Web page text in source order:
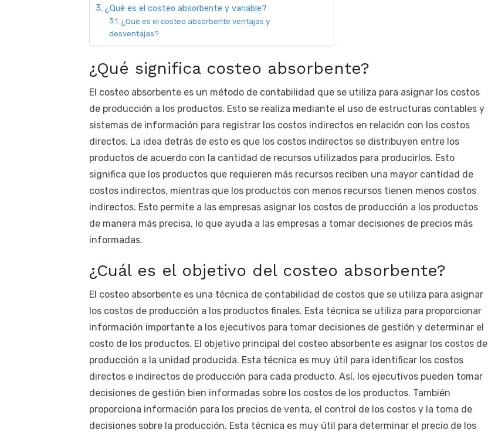
¿Qué es el costeo absorbente y variable?
¿Qué es el costeo absorbente ventajas y
desventajas?
¿Qué significa costeo absorbente?
El costeo absorbente es un método de contabilidad que se utiliza para asignar los costos
de producción a los productos. Esto se realiza mediante el uso de estructuras contables y
sistemas de información para registrar los costos indirectos en relación con los costos
directos. La idea detrás de esto es que los costos indirectos se distribuyen entre los
productos de acuerdo con la cantidad de recursos utilizados para producirlos. Esto
significa que los productos que requieren más recursos reciben una mayor cantidad de
costos indirectos, mientras que los productos con menos recursos tienen menos costos
indirectos. Esto permite a las empresas asignar los costos de producción a los productos
de manera más precisa, lo que ayuda a las empresas a tomar decisiones de precios más
informadas.
¿Cuál es el objetivo del costeo absorbente?
El costeo absorbente es una técnica de contabilidad de costos que se utiliza para asignar
los costos de producción a los productos finales. Esta técnica se utiliza para proporcionar
información importante a los ejecutivos para tomar decisiones de gestión y determinar el
costo de los productos. El objetivo principal del costeo absorbente es asignar los costos de
producción a la unidad producida. Esta técnica es muy útil para identificar los costos
directos e indirectos de producción para cada producto. Así, los ejecutivos pueden tomar
decisiones de gestión bien informadas sobre los costos de los productos. También
proporciona información para los precios de venta, el control de los costos y la toma de
decisiones sobre la producción. Esta técnica es muy útil para determinar el precio de los